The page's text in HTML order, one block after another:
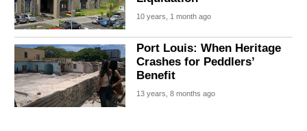
10 years, 1 month ago
Port Louis: When Heritage
Crashes for Peddlers’
Benefit
13 years, 8 months ago